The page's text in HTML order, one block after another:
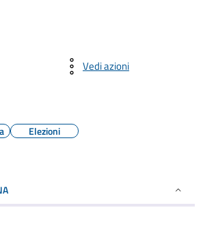
Vedi azioni
Elezioni